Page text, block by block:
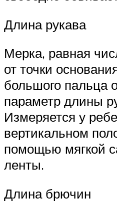
Длина рукава
Мерка, равная
от точки
большого пальца
параметр длины
Измеряется у
вертикальном
помощью мягкой
ленты.
Длина брючин